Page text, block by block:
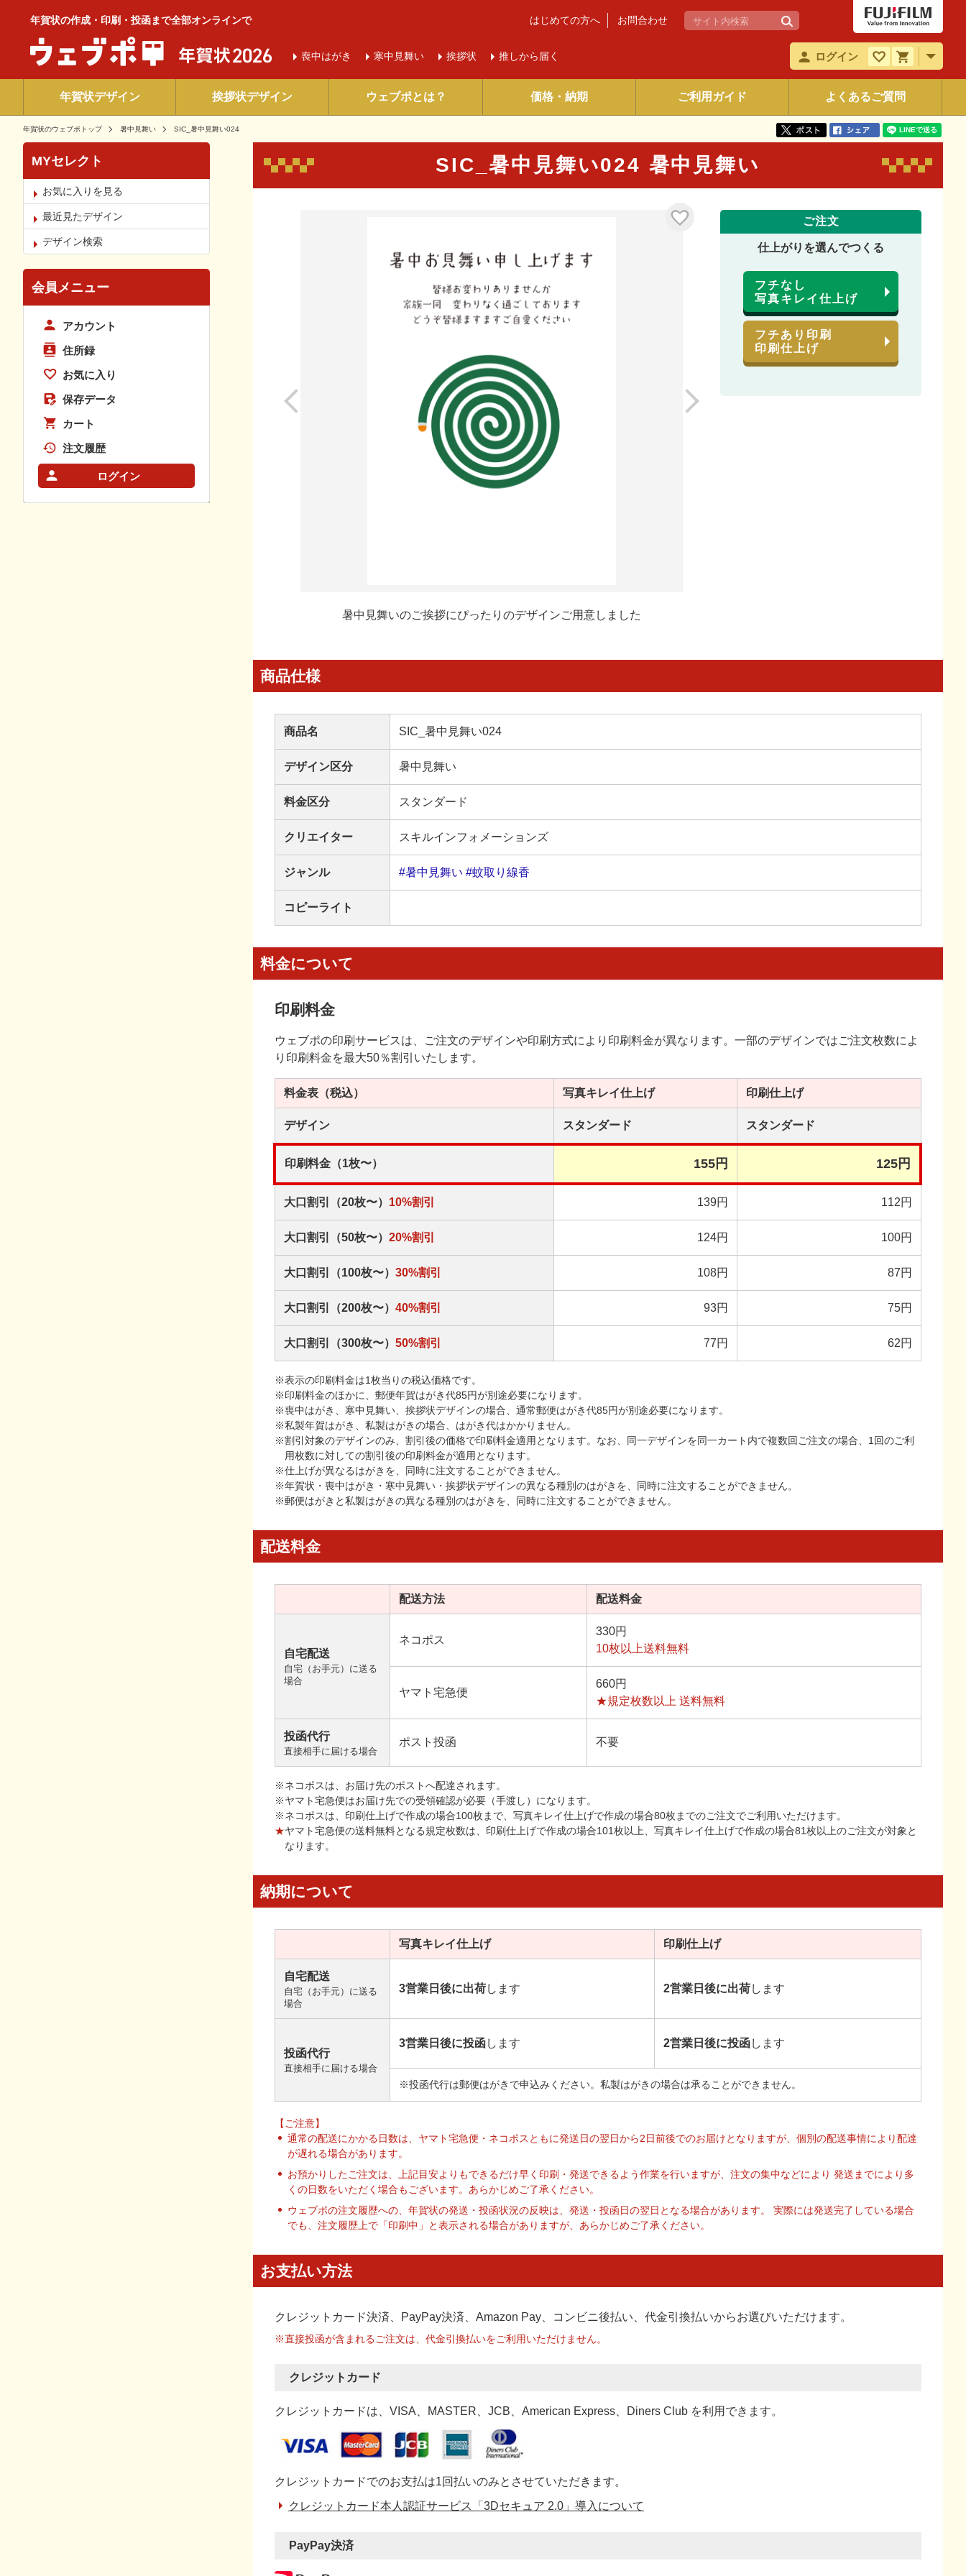
年賀状の作成・印刷・投函まで全部オンラインで
喪中はがき 寒中 見舞い 挨拶状 推しから届く
はじめての方へ お問合わせ
ログイン
年賀状デザイン 挨拶状デザイン ウェブポとは？ 価格・納期 ご利用ガイド よくあるご質問
年賀状のウェブポトップ 暑中見舞い SIC_暑中見舞い024
SIC_暑中見舞い024 暑中見舞い
暑中見舞いのご挨拶にぴったりのデザインご用意しました
ご注文
仕上がりを選んでつくる
フチなし
写真キレイ仕上げ
フチあり印刷
印刷仕上げ
商品仕様
商品名 SIC_暑中見舞い024
デザイン区分 暑中見舞い
料金区分 スタンダード
クリエイター スキルインフォメーションズ
ジャンル #暑中見舞い #蚊取り線香
コピーライト
料金について
印刷料金
ウェブポの印刷サービスは、ご注文のデザインや印刷方式により印刷料金が異なります。一部のデザインではご注文枚数によ
り印刷料金を最大50％割引いたします。
料金表 （税込） 写真キレイ仕上げ 印刷仕上げ
デザイン スタンダード スタンダード
印刷料金（1枚〜） 155円 125円
大口割引（20枚〜） 10%割引 139円 112円
大口割引（50枚〜） 20%割引 124円 100円
大口割引（100枚〜） 30%割引 108円 87円
大口割引（200枚〜） 40%割引 93円 75円
大口割引（300枚〜） 50%割引 77円 62円
※表示の印刷料金は1枚当りの税込価格です。
※印刷料金のほかに、郵便年賀はがき代85円が別途必要になります。
※喪中はがき、寒中見舞い、挨拶状デザインの場合、通常郵便はがき代85円が別途必要になります。
※私製年賀はがき、私製はがきの場合、はがき代はかかりません。
※割引対象のデザインのみ、割引後の価格で印刷料金適用となります。なお、同一デザインを同一カート内で複数回ご注文の場合、1回のご利
用枚数に対しての割引後の印刷料金が適用となります。
※仕上げが異なるはがきを、同時に注文することができません。
※年賀状・喪中はがき・寒中見舞い・挨拶状デザインの異なる種別のはがきを、同時に注文することができません。
※郵便はがきと私製はがきの異なる種別のはがきを、同時に注文することができません。
配送料金
配送方法 配送料金
自宅配送
自宅（お手元）に送る
場合
ネコポス
330円
10枚以上送料無料
ヤマト宅急便
660円
★規定枚数以上 送料無料
投函代行
直接相手に届ける場合
ポスト投函 不要
※ネコポスは、お届け先のポストへ配達されます。
※ヤマト宅急便はお届け先での受領確認が必要（手渡し）になります。
※ネコポスは、印刷仕上げで作成の場合100枚まで、写真キレイ仕上げで作成の場合80枚までのご注文でご利用いただけます。
★ヤマト宅急便の送料無料となる規定枚数は、印刷仕上げで作成の場合101枚以上、写真キレイ仕上げで作成の場合81枚以上のご注文が対象と
なります。
納期について
写真キレイ仕上げ 印刷仕上げ
自宅配送
自宅（お手元）に送る
場合
3営業日後に出荷します 2営業日後に出荷します
投函代行
直接相手に届ける場合
3営業日後に投函します 2営業日後に投函します
※投函代行は郵便はがきで申込みください。私製はがきの場合は承ることができません。
【ご注意】
通常の配送にかかる日数は、ヤマト宅急便・ネコポスともに発送日の翌日から2日前後でのお届けとなりますが、個別の配送事情により配達
が遅れる場合があります。
お預かりしたご注文は、上記目安よりもできるだけ早く印刷・発送できるよう作業を行いますが、注文の集中などにより 発送までにより多
くの日数をいただく場合もございます。あらかじめご了承ください。
ウェブポの注文履歴への、年賀状の発送・投函状況の反映は、発送・投函日の翌日となる場合があります。 実際には発送完了している場合
でも、注文履歴上で「印刷中」と表示される場合がありますが、あらかじめご了承ください。
お支払い方法
クレジットカード決済、PayPay決済 、Amazon Pay、コンビニ後払い、代金引換払いからお選びいただけます。
※直接投函が含まれるご注文は、代金引換払いをご利用いただけません。
クレジットカード
クレジットカードは、VISA、MASTER、JCB、American Express、Diners Club を利用できます。
クレジットカードでのお支払は1回払いのみとさせていただきます。
クレジットカード本人認証サービス「3Dセキュア 2.0」導入について
PayPay決済
MYセレクト
お気に入りを見る
最近見たデザイン
デザイン検索
会員メニュー
アカウント
住所録
お気に入り
保存データ
カート
注文履歴
ログイン